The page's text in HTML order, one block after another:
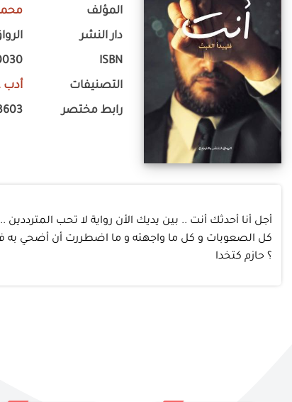
المؤلف
دار النشر
ISBN
التصنيفات أدب
رابط مختصر
أجل أنا أحدثك أنت .. بين يديك الأن رواية لا تحب
كل الصعوبات و كل ما واجهته و ما اضطررت أن أضحي به في
؟ حازم كتخدا